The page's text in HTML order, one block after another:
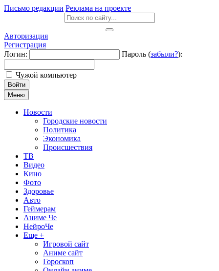
Письмо редакции Реклама на проекте
Авторизация
Регистрация
Логин:
Пароль (забыли?):
Чужой компьютер
Войти
Меню
Новости
Городские новости
Политика
Экономика
Происшествия
ТВ
Видео
Кино
Фото
Здоровье
Авто
Геймерам
Аниме Че
НейроЧе
Еще +
Игровой сайт
Аниме сайт
Гороскоп